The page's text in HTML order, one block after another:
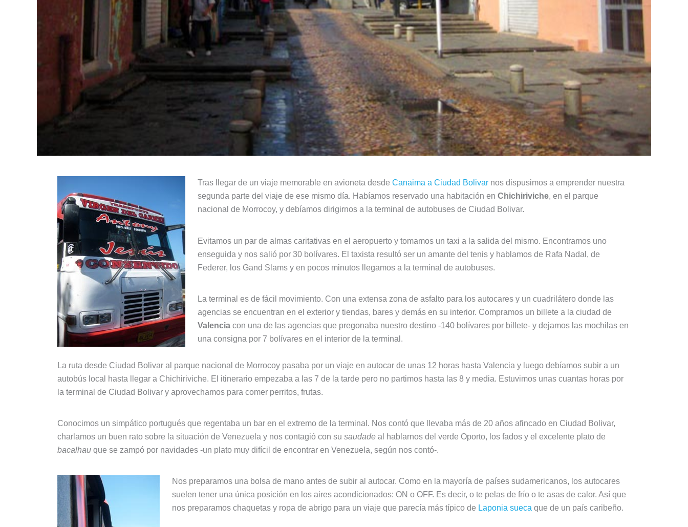
Tras llegar de un viaje memorable en avioneta desde Canaima a Ciudad Bolivar nos dispusimos a emprender nuestra
segunda parte del viaje de ese mismo día. Habíamos reservado una habitación en Chichiriviche, en el parque
nacional de Morrocoy, y debíamos dirigirnos a la terminal de autobuses de Ciudad Bolivar.
Evitamos un par de almas caritativas en el aeropuerto y tomamos un taxi a la salida del mismo. Encontramos uno
enseguida y nos salió por 30 bolívares. El taxista resultó ser un amante del tenis y hablamos de Rafa Nadal, de
Federer, los Gand Slams y en pocos minutos llegamos a la terminal de autobuses.
La terminal es de fácil movimiento. Con una extensa zona de asfalto para los autocares y un cuadrilátero donde las
agencias se encuentran en el exterior y tiendas, bares y demás en su interior. Compramos un billete a la ciudad de
Valencia con una de las agencias que pregonaba nuestro destino -140 bolívares por billete- y dejamos las mochilas en
una consigna por 7 bolívares en el interior de la terminal.
La ruta desde Ciudad Bolivar al parque nacional de Morrocoy pasaba por un viaje en autocar de unas 12 horas hasta Valencia y luego debíamos subir a un
autobús local hasta llegar a Chichiriviche. El itinerario empezaba a las 7 de la tarde pero no partimos hasta las 8 y media. Estuvimos unas cuantas horas por
la terminal de Ciudad Bolivar y aprovechamos para comer perritos, frutas.
Conocimos un simpático portugués que regentaba un bar en el extremo de la terminal. Nos contó que llevaba más de 20 años afincado en Ciudad Bolivar,
charlamos un buen rato sobre la situación de Venezuela y nos contagió con su saudade al hablarnos del verde Oporto, los fados y el excelente plato de
bacalhau que se zampó por navidades -un plato muy difícil de encontrar en Venezuela, según nos contó-.
Nos preparamos una bolsa de mano antes de subir al autocar. Como en la mayoría de países sudamericanos, los autocares
suelen tener una única posición en los aires acondicionados: ON o OFF. Es decir, o te pelas de frío o te asas de calor. Así que
nos preparamos chaquetas y ropa de abrigo para un viaje que parecía más típico de Laponia sueca que de un país caribeño.